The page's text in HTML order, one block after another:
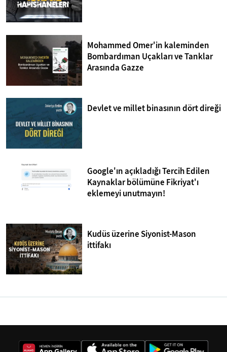
Mohammed Omer'in kaleminden
Bombardıman Uçakları ve Tanklar
Arasında Gazze
Devlet ve millet binasının dört direği
Google'ın açıkladığı Tercih Edilen
Kaynaklar bölümüne Fikriyat'ı
eklemeyi unutmayın!
Kudüs üzerine Siyonist-Mason
ittifakı